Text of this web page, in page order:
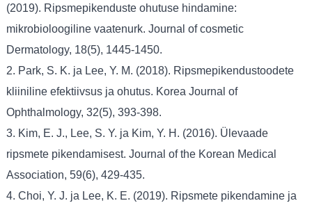
(2019). Ripsmepikenduste ohutuse hindamine:
mikrobioloogiline vaatenurk. Journal of cosmetic
Dermatology, 18(5), 1445-1450.
2. Park, S. K. ja Lee, Y. M. (2018). Ripsmepikendustoodete
kliiniline efektiivsus ja ohutus. Korea Journal of
Ophthalmology, 32(5), 393-398.
3. Kim, E. J., Lee, S. Y. ja Kim, Y. H. (2016). Ülevaade
ripsmete pikendamisest. Journal of the Korean Medical
Association, 59(6), 429-435.
4. Choi, Y. J. ja Lee, K. E. (2019). Ripsmete pikendamine ja